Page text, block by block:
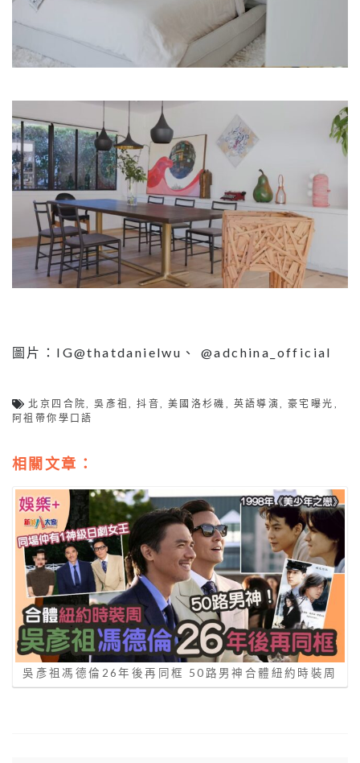
圖片：IG@thatdanielwu、 @adchina_official
北京四合院,吳彥祖,抖音, 美國洛杉磯 , 英語導演,豪宅曝光 ,
阿祖帶你學口語
相關文章：
吳彥祖馮德倫26年後再同框 50路男神合體紐約時裝周